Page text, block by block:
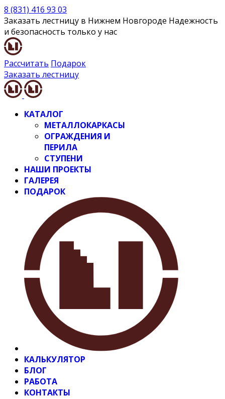
8 (831) 416 93 03
Заказать лестницу в Нижнем Новгороде Надежность
и безопасность только у нас
Рассчитать Подарок
Заказать лестницу
КАТАЛОГ
МЕТАЛЛОКАРКАСЫ
ОГРАЖДЕНИЯ И
ПЕРИЛА
СТУПЕНИ
НАШИ ПРОЕКТЫ
ГАЛЕРЕЯ
ПОДАРОК
КАЛЬКУЛЯТОР
БЛОГ
РАБОТА
КОНТАКТЫ